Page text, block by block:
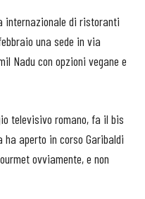
internazionale di ristoranti
una sede in via
Nadu con opzioni vegane e
televisivo romano, fa il bis
aperto in corso Garibaldi
ovviamente, e non